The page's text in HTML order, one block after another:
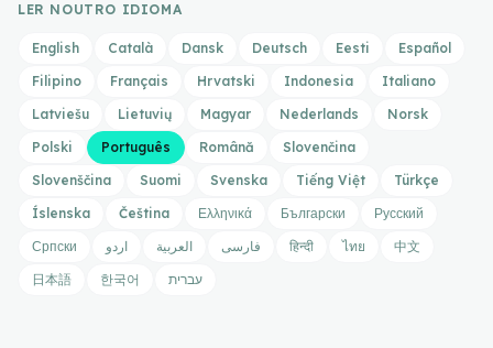
LER NOUTRO IDIOMA
English Català Dansk Deutsch Eesti
Español
Filipino
Français Hrvatski Indonesia
Italiano
Latviešu
Lietuvių Magyar Nederlands
Norsk
Polski
Português Română
Slovenčina
Slovenščina
Suomi Svenska Tiếng Việt
Türkçe
Íslenska
Čeština Ελληνικά Български
Русский
Српски
اردو العربية فارسی हिन्दी ไทย
中文
日本語
한국어 עברית